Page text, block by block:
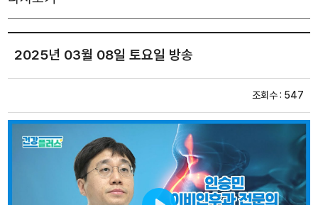
2025년 03월 08일 토요일 방송
조회수 : 547